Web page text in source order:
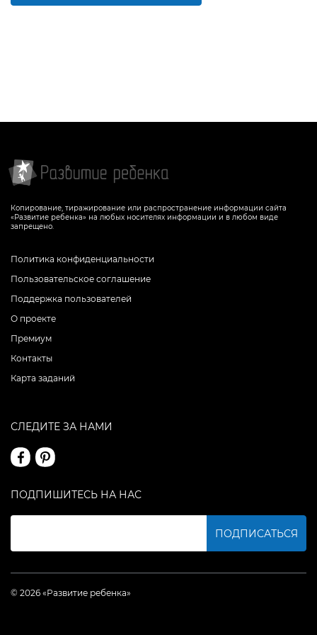
Копирование, тиражирование или распространение информации сайта
«Развитие ребенка» на любых носителях информации и в любом виде
запрещено.
Политика конфиденциальности
Пользовательское соглашение
Поддержка пользователей
О проекте
Премиум
Контакты
Карта заданий
СЛЕДИТЕ ЗА НАМИ
ПОДПИШИТЕСЬ НА НАС
ПОДПИСАТЬСЯ
© 2026 «Развитие ребенка»